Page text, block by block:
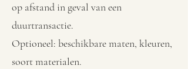
op afstand in geval van een
duurtransactie.
Optioneel: beschikbare maten, kleuren,
soort materialen.